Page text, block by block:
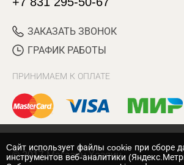
ЗАКАЗАТЬ ЗВОНОК
ГРАФИК РАБОТЫ
ПРИНИМАЕМ К ОПЛАТЕ
© 2017 Магазин Хозяин
Cайт использует файлы cookie при сборе
инструментов веб-аналитики